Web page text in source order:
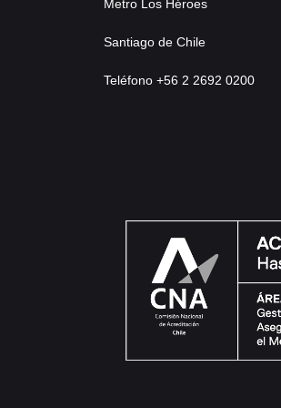
Metro Los Héroes
Santiago de Chile
Teléfono +56 2 2692 0200